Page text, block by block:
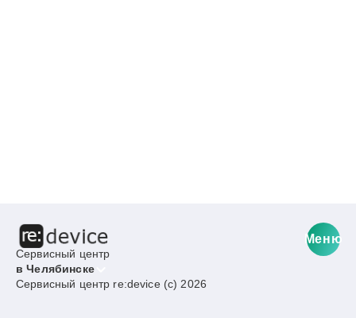
Сервисный центр
в Челябинске
Меню
Сервисный центр re:device (c) 2026